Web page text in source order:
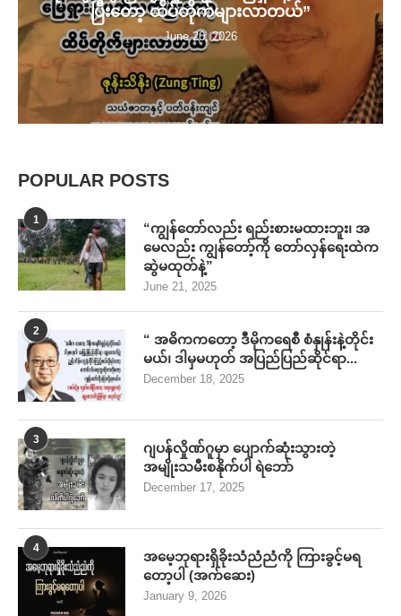
ပြီးတော့ ထိပ်တိုက်များလာတယ်”
June 20, 2026
POPULAR POSTS
1
“ကျွန်တော်လည်း ရည်းစားမထားဘူး၊ အ
မေလည်း ကျွန်တော့်ကို တော်လှန်ရေးထဲက
ဆွဲမထုတ်နဲ့”
June 21, 2025
2
“ အဓိကကတော့ ဒီမိုကရေစီ စံနှုန်းနဲ့တိုင်း
မယ်၊ ဒါမှမဟုတ် အပြည်ပြည်ဆိုင်ရာ...
December 18, 2025
3
ဂျပန်လှိုဏ်ဂူမှာ ပျောက်ဆုံးသွားတဲ့
အမျိုးသမီးစနိုက်ပါ ရဲဘော်
December 17, 2025
4
အမေ့ဘုရားရှိခိုးသံညံညံကို ကြားခွင့်မရ
တော့ပါ (အက်ဆေး)
January 9, 2026